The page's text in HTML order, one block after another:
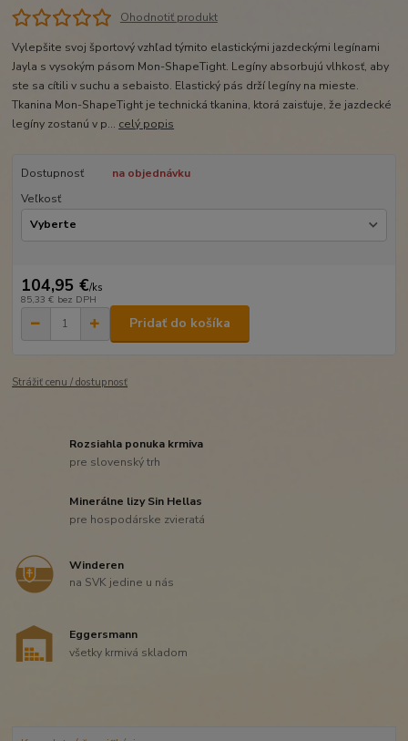
Ohodnotiť produkt
Vylepšite svoj športový vzhľad týmito elastickými jazdeckými legínami
Jayla s vysokým pásom Mon-ShapeTight. Legíny absorbujú vlhkosť, aby
ste sa cítili v suchu a sebaisto. Elastický pás drží legíny na mieste.
Tkanina Mon-ShapeTight je technická tkanina, ktorá zaisťuje, že jazdecké
legíny zostanú v p... celý popis
Dostupnosť
na objednávku
Veľkosť
104,95 €/ks
85,33 € bez DPH
Pridať do košíka
Strážiť cenu / dostupnosť
Rozsiahla ponuka krmiva
pre slovenský trh
Minerálne lizy Sin Hellas
pre hospodárske zvieratá
Winderen
na SVK jedine u nás
Eggersmann
všetky krmivá skladom